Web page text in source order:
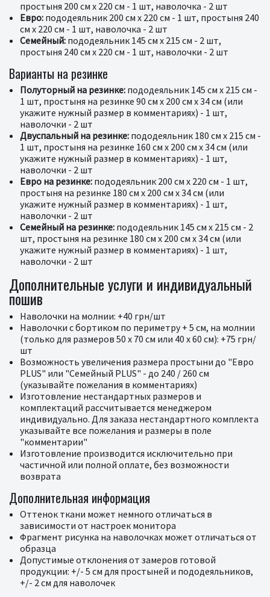
простыня 200 см x 220 см - 1 шт, наволочка - 2 шт
Евро: пододеяльник 200 см x 220 см - 1 шт, простыня 240
см x 220 см - 1 шт, наволочка - 2 шт
Семейный: пододеяльник 145 см x 215 см - 2 шт,
простыня 240 см x 220 см - 1 шт, наволочки - 2 шт
Варианты на резинке
Полуторный на резинке: пододеяльник 145 см x 215 см -
1 шт, простыня на резинке 90 см x 200 см x 34 см (или
укажите нужный размер в комментариях) - 1 шт,
наволочки - 2 шт
Двуспальный на резинке: пододеяльник 180 см x 215 см -
1 шт, простыня на резинке 160 см x 200 см x 34 см (или
укажите нужный размер в комментариях) - 1 шт,
наволочки - 2 шт
Евро на резинке: пододеяльник 200 см x 220 см - 1 шт,
простыня на резинке 180 см x 200 см x 34 см (или
укажите нужный размер в комментариях) - 1 шт,
наволочки - 2 шт
Семейный на резинке: пододеяльник 145 см x 215 см - 2
шт, простыня на резинке 180 см x 200 см x 34 см (или
укажите нужный размер в комментариях) - 1 шт,
наволочки - 2 шт
Дополнительные услуги и индивидуальный
пошив
Наволочки на молнии: +40 грн/шт
Наволочки с бортиком по периметру + 5 см, на молнии
(только для размеров 50 x 70 см или 40 x 60 см): +75 грн/
шт
Возможность увеличения размера простыни до "Евро
PLUS" или "Семейный PLUS" - до 240 / 260 см
(указывайте пожелания в комментариях)
Изготовление нестандартных размеров и
комплектаций рассчитывается менеджером
индивидуально. Для заказа нестандартного комплекта
указывайте все пожелания и размеры в поле
"комментарии"
Изготовление производится исключительно при
частичной или полной оплате, без возможности
возврата
Дополнительная информация
Оттенок ткани может немного отличаться в
зависимости от настроек монитора
Фрагмент рисунка на наволочках может отличаться от
образца
Допустимые отклонения от замеров готовой
продукции: +/- 5 см для простыней и пододеяльников,
+/- 2 см для наволочек